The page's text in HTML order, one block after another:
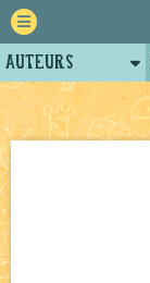
Auteurs
Retour
Forum
Projets
Tutoriels